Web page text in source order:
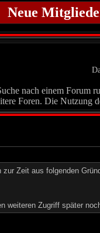
Neue
nach einem Forum
Foren. Die Nutzung
zur Zeit aus folgenden
weiteren Zugriff später